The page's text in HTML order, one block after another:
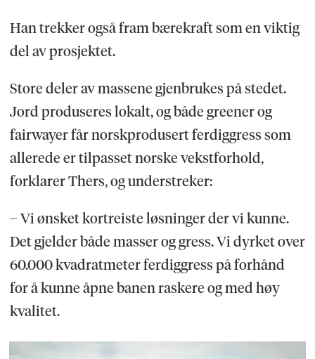
Han trekker også fram bærekraft som en viktig
del av prosjektet.
Store deler av massene gjenbrukes på stedet.
Jord produseres lokalt, og både greener og
fairwayer får norskprodusert ferdiggress som
allerede er tilpasset norske vekstforhold,
forklarer Thers, og understreker:
– Vi ønsket kortreiste løsninger der vi kunne.
Det gjelder både masser og gress. Vi dyrket over
60.000 kvadratmeter ferdiggress på forhånd
for å kunne åpne banen raskere og med høy
kvalitet.